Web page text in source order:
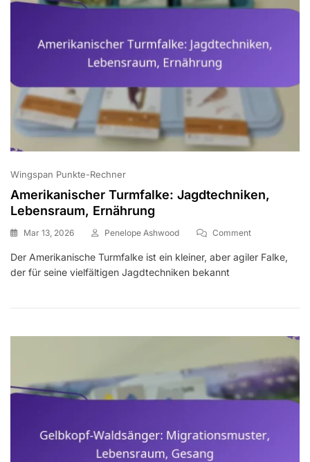
Wingspan Punkte-Rechner
Amerikanischer Turmfalke: Jagdtechniken,
Lebensraum, Ernährung
Mar 13, 2026 Penelope Ashwood CommentOn
Turmfalke:
Der Amerikanische Turmfalke ist ein kleiner, aber agiler Falke,
der für seine vielfältigen Jagdtechniken bekannt